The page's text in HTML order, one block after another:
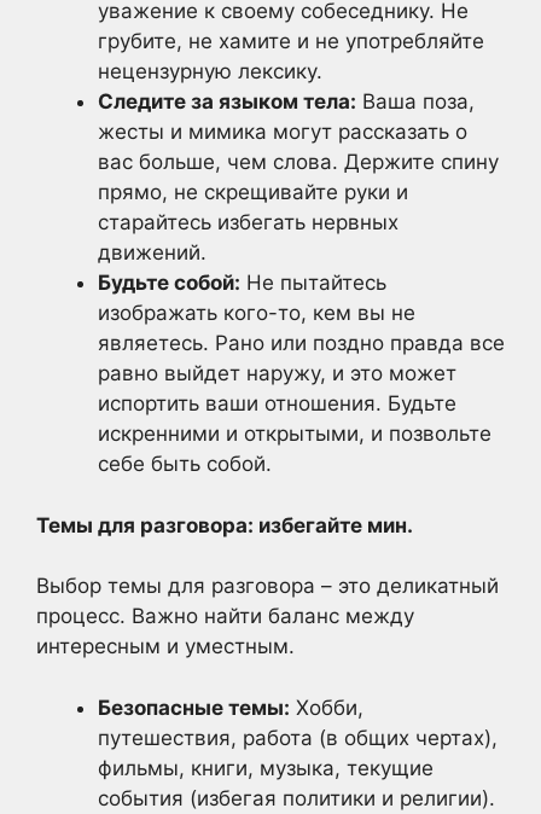
уважение к своему собеседнику. Не
грубите, не хамите и не употребляйте
нецензурную лексику.
Следите за языком тела: Ваша поза,
жесты и мимика могут рассказать о
вас больше, чем слова. Держите спину
прямо, не скрещивайте руки и
старайтесь избегать нервных
движений.
Будьте собой: Не пытайтесь
изображать кого-то, кем вы не
являетесь. Рано или поздно правда все
равно выйдет наружу, и это может
испортить ваши отношения. Будьте
искренними и открытыми, и позвольте
себе быть собой.
Темы для разговора: избегайте мин.
Выбор темы для разговора – это деликатный
процесс. Важно найти баланс между
интересным и уместным.
Безопасные темы: Хобби,
путешествия, работа (в общих чертах),
фильмы, книги, музыка, текущие
события (избегая политики и религии).